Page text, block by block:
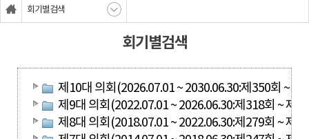
회기별검색
회기별검색
제10대 의회(2026.07.01 ~ 2030.06.30:제350회 ~ 제
제9대 의회(2022.07.01 ~ 2026.06.30:제318회 ~ 제
제8대 의회(2018.07.01 ~ 2022.06.30:제279회 ~ 제